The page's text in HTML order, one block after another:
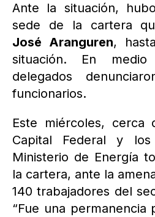
Ante la situación,
sede de la cartera
José Aranguren,
situación. En
delegados
funcionarios.
Este miércoles, cerca
Capital Federal y los
Ministerio de Energía
la cartera, ante la
140 trabajadores del
“Fue una permanencia